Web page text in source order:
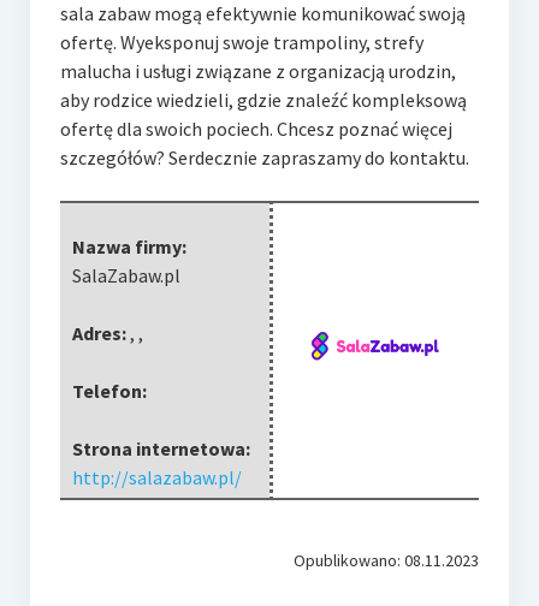
sala zabaw mogą efektywnie komunikować swoją
ofertę. Wyeksponuj swoje trampoliny, strefy
malucha i usługi związane z organizacją urodzin,
aby rodzice wiedzieli, gdzie znaleźć kompleksową
ofertę dla swoich pociech. Chcesz poznać więcej
szczegółów? Serdecznie zapraszamy do kontaktu.
Nazwa firmy:
SalaZabaw.pl
Adres:, ,
Telefon:
Strona internetowa:
http://salazabaw.pl/
Opublikowano: 08.11.2023